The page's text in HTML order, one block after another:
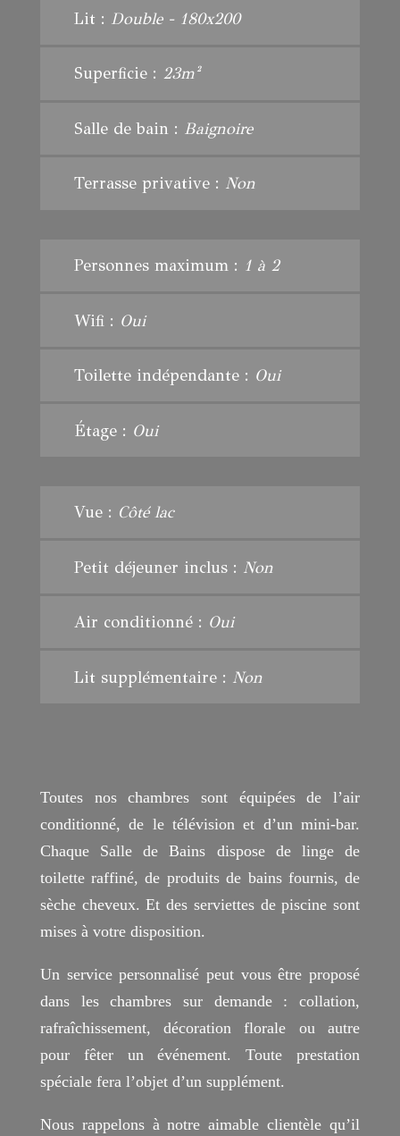
Lit : Double - 180x200
Superficie : 23m²
Salle de bain : Baignoire
Terrasse privative : Non
Personnes maximum : 1 à 2
Wifi : Oui
Toilette indépendante : Oui
Étage : Oui
Vue : Côté lac
Petit déjeuner inclus : Non
Air conditionné : Oui
Lit supplémentaire : Non
Toutes nos chambres sont équipées de l’air
conditionné, de le télévision et d’un mini-bar.
Chaque Salle de Bains dispose de linge de
toilette raffiné, de produits de bains fournis, de
sèche cheveux. Et des serviettes de piscine sont
mises à votre disposition.
Un service personnalisé peut vous être proposé
dans les chambres sur demande : collation,
rafraîchissement, décoration florale ou autre
pour fêter un événement. Toute prestation
spéciale fera l’objet d’un supplément.
Nous rappelons à notre aimable clientèle qu’il